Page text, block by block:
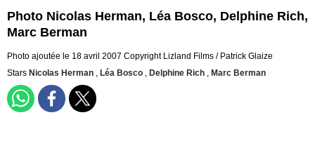
Photo Nicolas Herman, Léa Bosco, Delphine Rich,
Marc Berman
Photo ajoutée le 18 avril 2007 Copyright Lizland Films / Patrick Glaize
Stars Nicolas Herman , Léa Bosco , Delphine Rich , Marc Berman